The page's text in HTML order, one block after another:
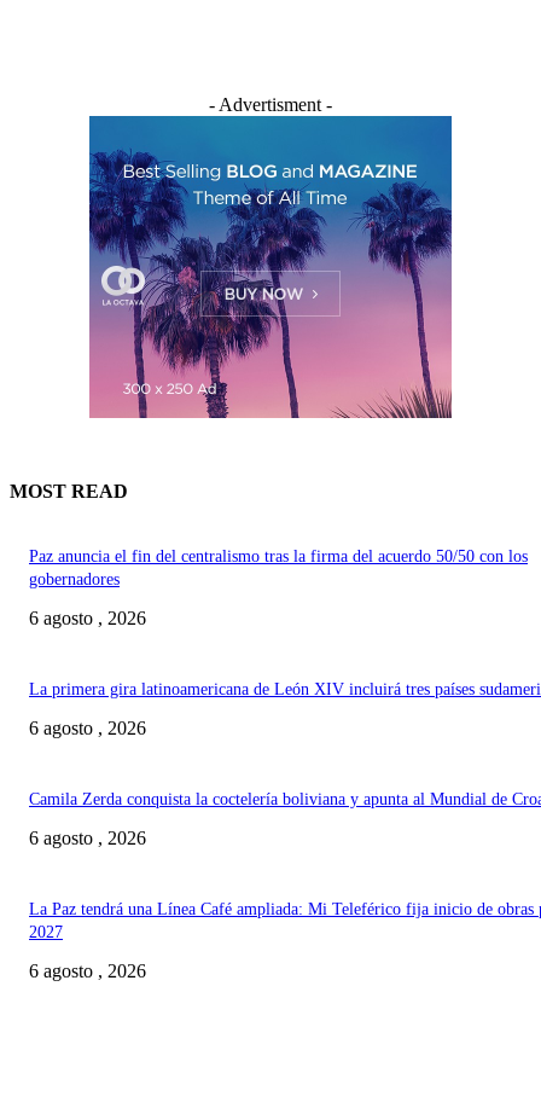
- Advertisment -
MOST READ
Paz anuncia el fin del centralismo tras la firma del acuerdo 50/50 con los
gobernadores
6 agosto , 2026
La primera gira latinoamericana de León XIV incluirá tres países
6 agosto , 2026
Camila Zerda conquista la coctelería boliviana y apunta al Mundial de
6 agosto , 2026
La Paz tendrá una Línea Café ampliada: Mi Teleférico fija inicio de obras
2027
6 agosto , 2026